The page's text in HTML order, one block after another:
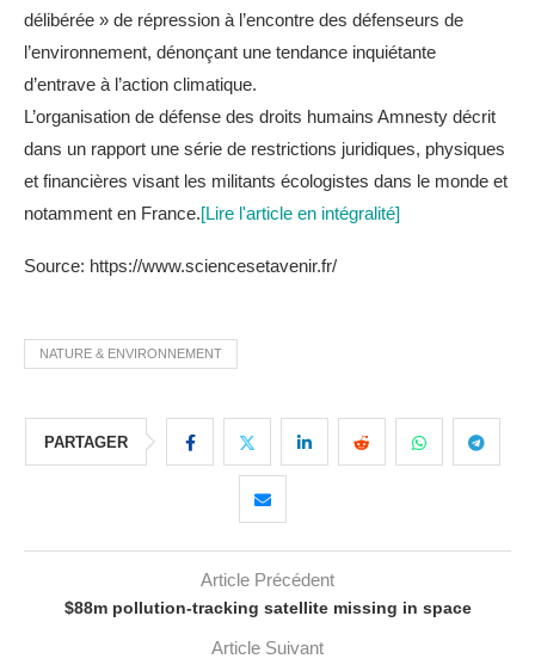
délibérée » de répression à l’encontre des défenseurs de
l’environnement, dénonçant une tendance inquiétante
d’entrave à l’action climatique.
L’organisation de défense des droits humains Amnesty décrit
dans un rapport une série de restrictions juridiques, physiques
et financières visant les militants écologistes dans le monde et
notamment en France.[Lire l'article en intégralité]
Source: https://www.sciencesetavenir.fr/
NATURE & ENVIRONNEMENT
PARTAGER
Article Précédent
$88m pollution-tracking satellite missing in space
Article Suivant